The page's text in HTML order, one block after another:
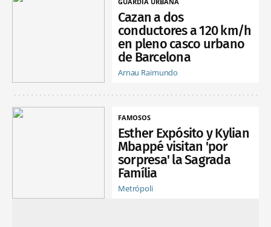
Cazan a dos
conductores a 120 km/h
en pleno casco urbano
de Barcelona
Arnau Raimundo
FAMOSOS
Esther Expósito y Kylian
Mbappé visitan 'por
sorpresa' la Sagrada
Família
Metrópoli